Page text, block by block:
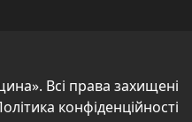
Всі права захищені
конфіденційності